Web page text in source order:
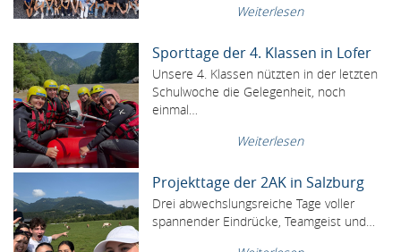
Weiterlesen
Sporttage der 4. Klassen in Lofer
Unsere 4. Klassen nützten in der letzten
Schulwoche die Gelegenheit, noch
einmal…
Weiterlesen
Projekttage der 2AK in Salzburg
Drei abwechslungsreiche Tage voller
spannender Eindrücke, Teamgeist und…